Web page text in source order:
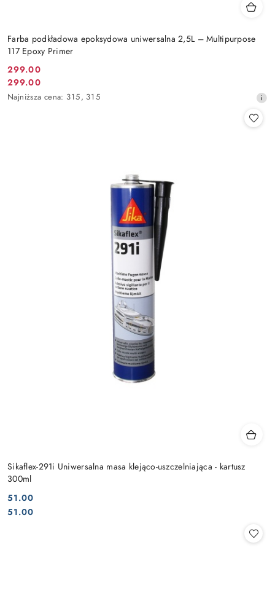
Farba podkładowa epoksydowa uniwersalna 2,5L – Multipurpose
117 Epoxy Primer
Cena
promocyjna:
299.00
Cena
promocyjna:
299.00
Najniższa
Najniższa cena: 315, 315
Sikaflex-291i Uniwersalna masa klejąco-uszczelniająca - kartusz
300ml
Cena:
51.00
Cena:
51.00